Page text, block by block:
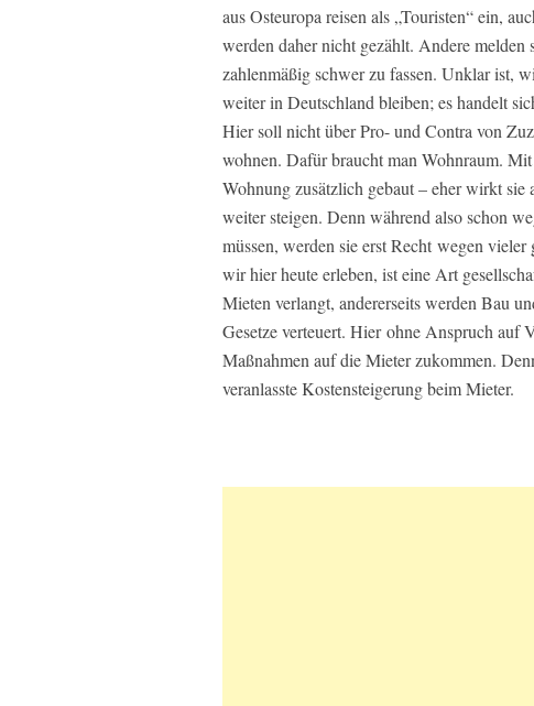
aus Osteuropa reisen als „Touristen“ ein,
werden daher nicht gezählt. Andere
zahlenmäßig schwer zu fassen. Unklar ist,
weiter in Deutschland bleiben; es handelt
Hier soll nicht über Pro- und Contra von
wohnen. Dafür braucht man Wohnraum.
Wohnung zusätzlich gebaut – eher wirkt
weiter steigen. Denn während also schon
müssen, werden sie erst Recht wegen
wir hier heute erleben, ist eine Art
Mieten verlangt, andererseits werden Bau
Gesetze verteuert. Hier ohne Anspruch auf
Maßnahmen auf die Mieter zukommen.
veranlasste Kostensteigerung beim Mieter.